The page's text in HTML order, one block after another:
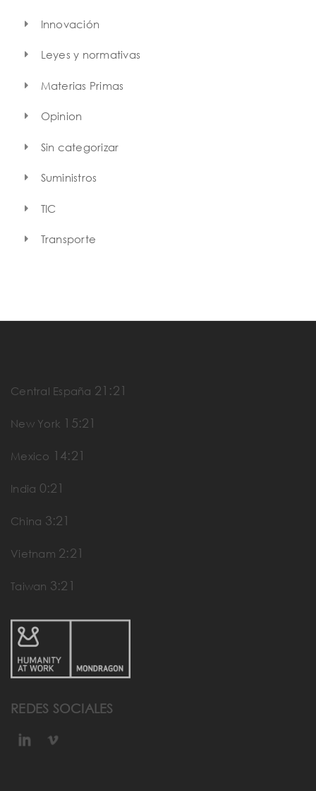
Innovación
Leyes y normativas
Materias Primas
Opinion
Sin categorizar
Suministros
TIC
Transporte
Central España 21:21
New York 15:21
Mexico 14:21
India 0:21
China 3:21
Vietnam 2:21
Taiwan 3:21
REDES SOCIALES